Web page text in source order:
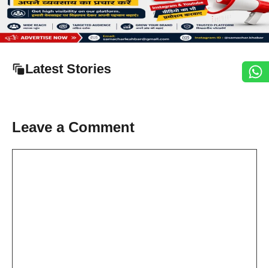
Latest Stories
Leave a Comment